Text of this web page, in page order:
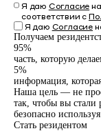
Я даю Согласие
соответствии с
Я даю Согласие
Получаем
95%
часть, которую
5%
информация,
Наша цель — не
так, чтобы вы стали
безопасно
Стать резидентом